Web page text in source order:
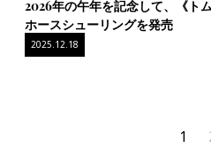
2026年の午年を記念して、《ト
ホースシューリングを発売
2025.12.18
1